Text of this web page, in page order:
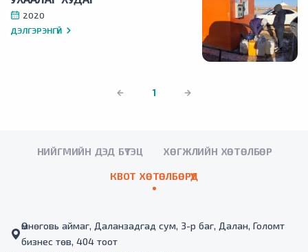
2020
ДЭЛГЭРЭНГҮЙ
1
НИЙГМИЙН ДЭД БҮТЭЦ ХӨГЖЛИЙН ХӨТӨЛБӨР
КВОТ ХӨТӨЛБӨРҮҮД
Өмнөговь аймаг, Даланзадгад сум, 3-р баг, Далан, Голомт
бизнес төв, 404 тоот